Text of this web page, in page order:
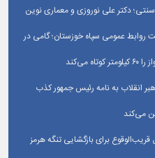
دکتر علی نوروزی و معماری نوین
روابط عمومی سپاه خوزستان؛ گامی در
انقلاب به نامه رئیس جمهور کذب
می‌کند
قریب‌الوقوع برای بازگشایی تنگه هرمز